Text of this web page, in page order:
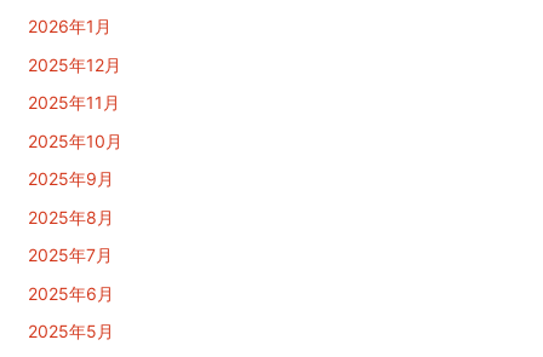
2026年1月
2025年12月
2025年11月
2025年10月
2025年9月
2025年8月
2025年7月
2025年6月
2025年5月